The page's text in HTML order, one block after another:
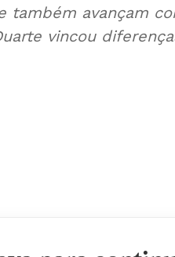
também avançam
vincou